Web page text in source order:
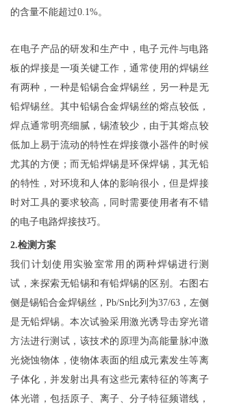
的含量不能超过0.1%。
在电子产品的研发和生产中，电子元件与电路
板的焊接是一项关键工作，通常使用的焊锡丝
有两种，一种是铅锡合金焊锡丝，另一种是无
铅焊锡丝。其中铅锡合金焊锡丝的熔点较低，
焊点通常明亮细腻，锡渣较少，由于其熔点较
低加上易于流动的特性在焊接微小器件的时候
尤其的方便；而无铅焊锡是环保焊锡，其无铅
的特性，对环境和人体的影响很小，但是焊接
时对工具的要求较高，同时需要使用者有不错
的电子电路焊接技巧。
2.检测方案
我们计划使用实验室常用的两种焊锡进行测
试，来探索无铅锡和有铅焊锡的区别。右图右
侧是锡铅合金焊锡丝，Pb/Sn比列为37/63，左侧
是无铅焊锡。本次试验采用激光诱导击穿光谱
方法进行测试，该技术的原理为高能量脉冲激
光烧蚀物体，使物体表面的组成元素发生等离
子体化，并发射出具有这些元素特征的等离子
体光谱，包括原子、离子、分子特征频谱线，